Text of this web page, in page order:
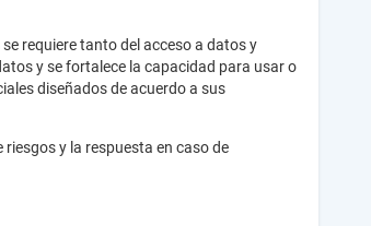
requiere tanto del acceso a datos y
y se fortalece la capacidad para usar o
diseñados de acuerdo a sus
y la respuesta en caso de